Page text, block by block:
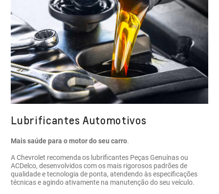
Lubrificantes Automotivos
Mais saúde para o motor do seu carro.
A Chevrolet recomenda os lubrificantes Peças Genuínas ou
ACDelco, desenvolvidos com os mais rigorosos padrões de
qualidade e tecnologia de ponta, atendendo às especificações
técnicas e agindo ativamente na manutenção do seu veículo.